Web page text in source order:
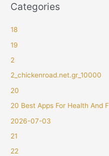
Categories
18
19
2
2_chickenroad.net.gr_10000
20
20 Best Apps For Health And
2026-07-03
21
22